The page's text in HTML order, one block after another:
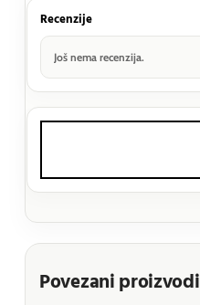
Recenzije
Još nema recenzija.
Povezani proizvodi